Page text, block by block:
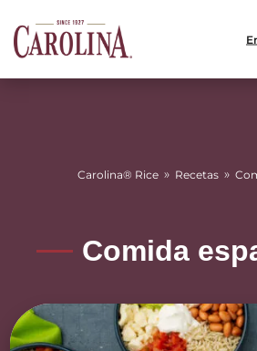
Carolina® Rice » Recetas »
Comida